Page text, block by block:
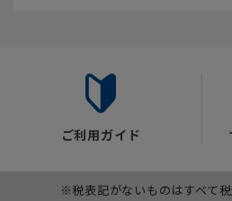
ご利用ガイド
※税表記がないものはすべて